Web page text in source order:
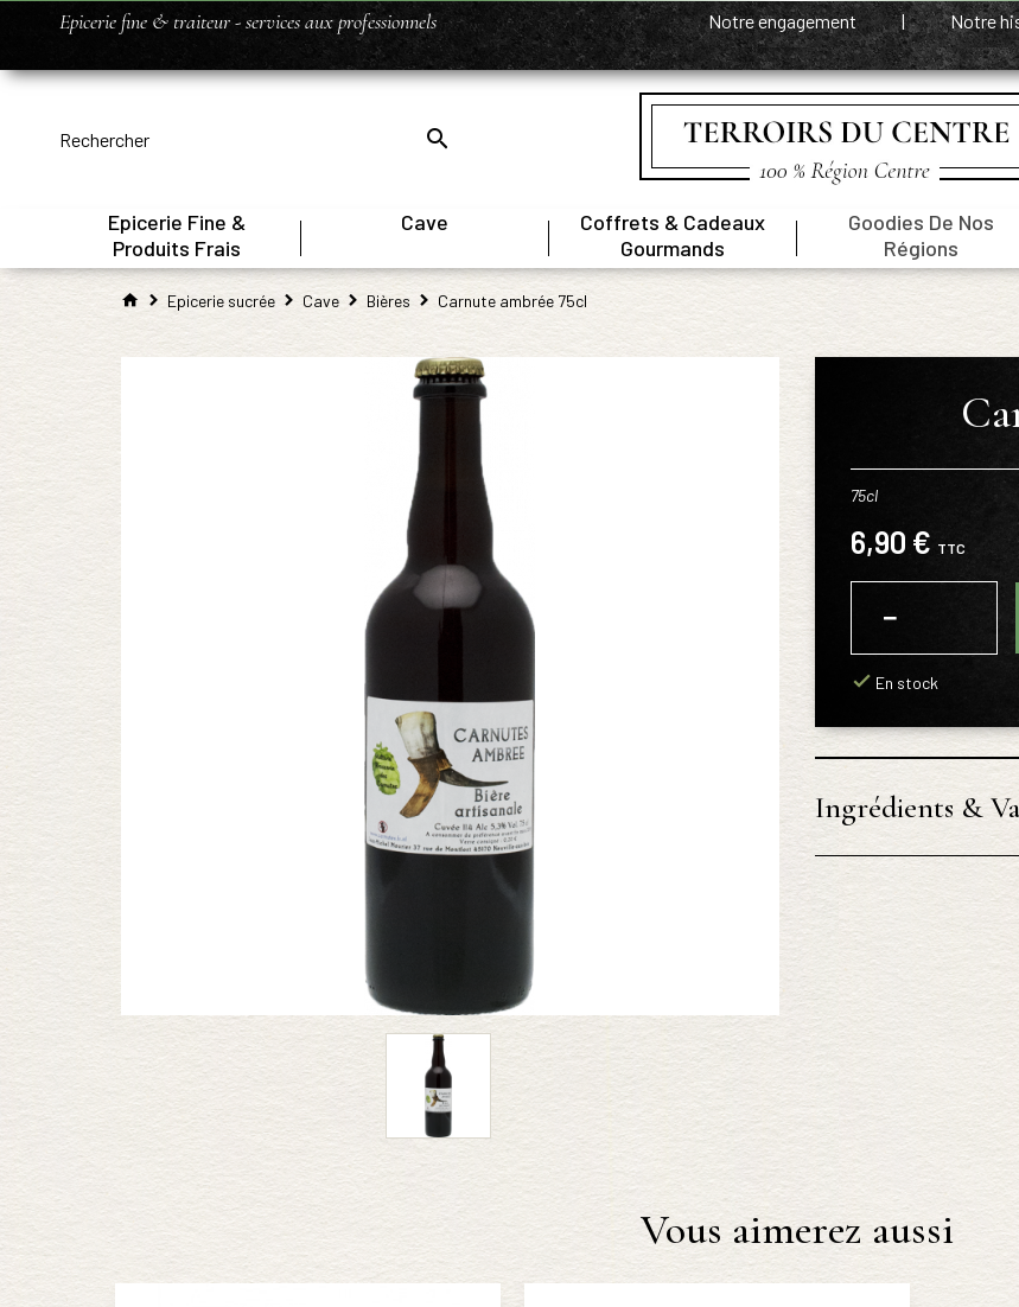
Epicerie fine & traiteur - services aux professionnels Notre engagement | Notre
Epicerie Fine &
Produits Frais
Cave
Coffrets & Cadeaux
Gourmands
Goodies De Nos
Régions
Epicerie sucrée Cave Bières Carnute ambrée 75cl
75cl
6,90 € TTC
−
+
En stock
Ingrédients &
Vous aimerez aussi